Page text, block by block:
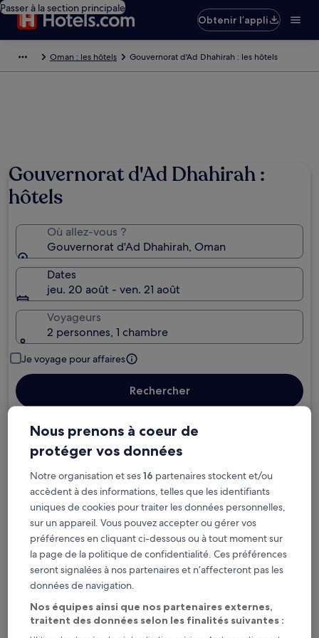
Passer à la section principale
Obtenir l’appli
Oman : les hôtels Gouvernorat d'Ad Dhahirah : les hôtels
Gouvernorat d'Ad Dhahirah :
hôtels
Où allez-vous ?
Gouvernorat d'Ad Dhahirah, Oman
Dates
jeu. 20 août - ven. 21 août
Voyageurs
2 personnes, 1 chambre
Je voyage pour affaires
Rechercher
Options d’annulation gratuite en cas de
changement de programme
Gagnez des récompenses pour chaque
nuit séjournée
Économisez plus grâce aux Prix membres
Consultez les prix pour ces dates
Nous prenons à coeur de
protéger vos données
Notre organisation et ses16 partenaires stockent et/ou
accèdent à des informations, telles que les identifiants
uniques de cookies pour traiter les données personnelles,
sur un appareil. Vous pouvez accepter ou gérer vos
préférences en cliquant ci-dessous ou à tout moment sur
la page de la politique de confidentialité. Ces préférences
seront signalées à nos partenaires et n’affecteront pas les
données de navigation.
Nos équipes ainsi que nos partenaires externes,
traitent des données selon les finalités suivantes :